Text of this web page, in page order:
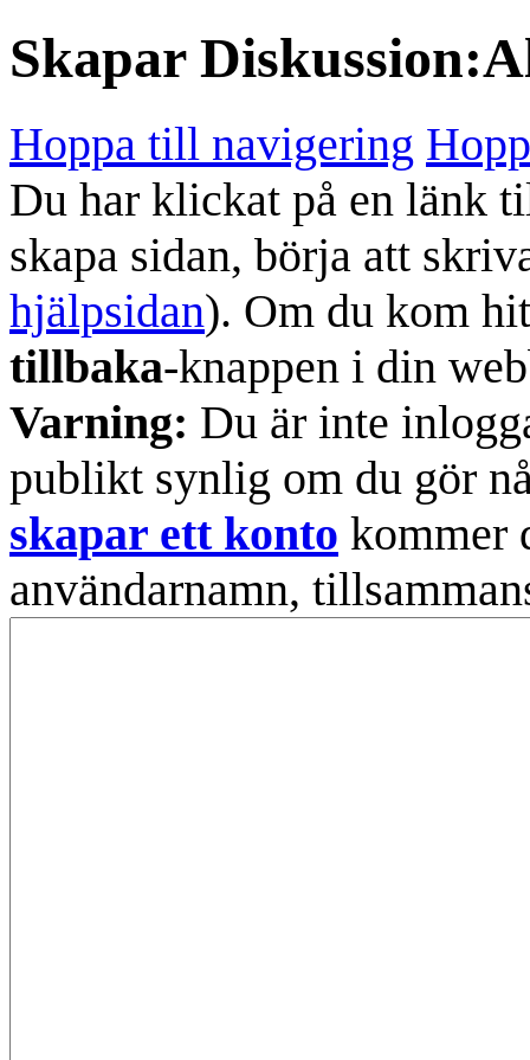
Skapar
Hoppa till navigering
Du har klickat på en länk
skapa sidan, börja att
hjälpsidan). Om du kom
tillbaka-knappen i din
Varning: Du är inte
publikt synlig om du gör
skapar ett konto kommer
användarnamn,